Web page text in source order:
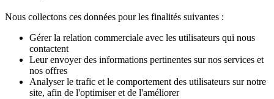
Nous collectons ces données pour les finalités suivantes :
Gérer la relation commerciale avec les utilisateurs qui nous
contactent
Leur envoyer des informations pertinentes sur nos services et
nos offres
Analyser le trafic et le comportement des utilisateurs sur notre
site, afin de l'optimiser et de l'améliorer